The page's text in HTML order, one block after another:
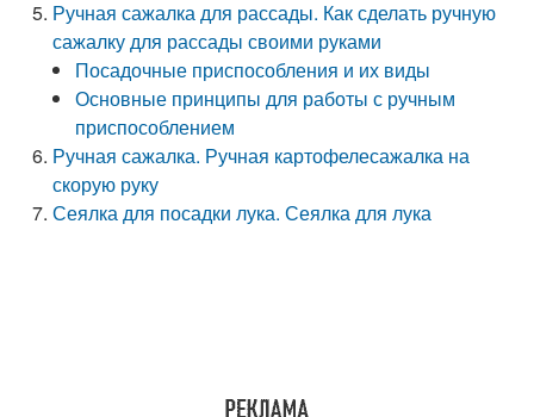
Ручная сажалка для рассады. Как сделать ручную
сажалку для рассады своими руками
Посадочные приспособления и их виды
Основные принципы для работы с ручным
приспособлением
Ручная сажалка. Ручная картофелесажалка на
скорую руку
Сеялка для посадки лука. Сеялка для лука